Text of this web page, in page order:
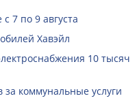
7 по 9 августа
Хавэйл
10 тысяч
коммунальные услуги